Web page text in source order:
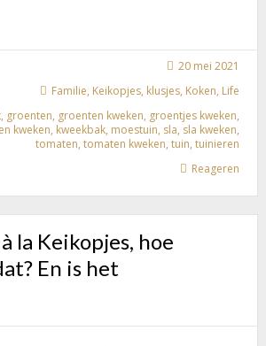
20 mei 2021
Familie, Keikopjes, klusjes, Koken, Life
, groenten, groenten kweken, groentjes kweken,
kweken, kweekbak, moestuin, sla, sla kweken,
tomaten,tomaten kweken,tuin,tuinieren
Reageren
la Keikopjes, hoe
En is het